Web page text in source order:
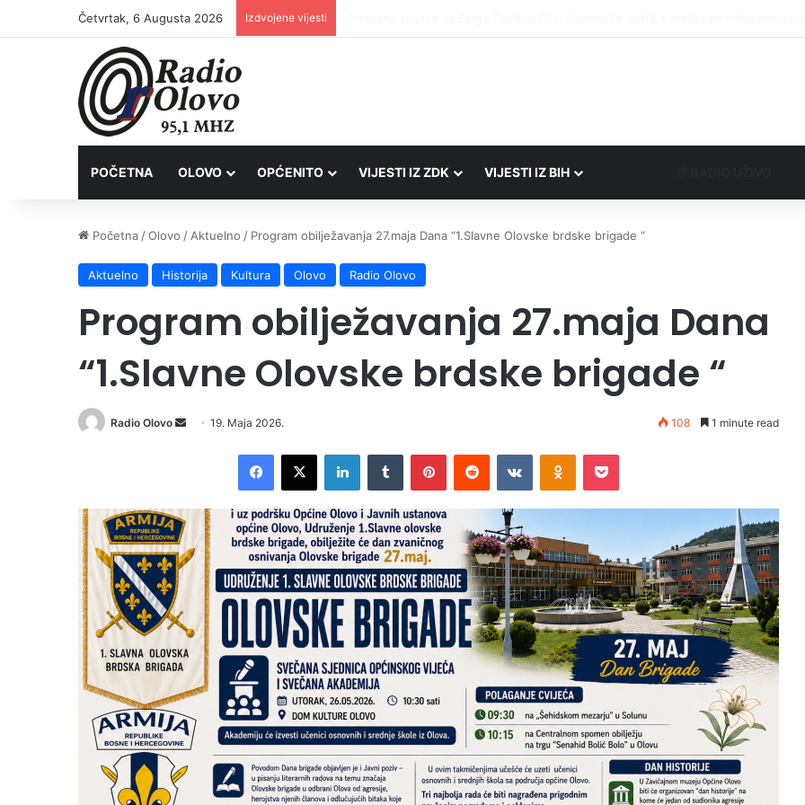
Četvrtak, 6 Augusta 2026 Izdvojene vijesti
POČETNA OLOVO OPĆENITO VIJESTI IZ ZDK VIJESTI IZ BIH
Početna /Olovo / Aktuelno / Program obilježavanja 27.maja Dana “1.Slavne Olovske brdske brigade “
Aktuelno Historija Kultura Olovo Radio Olovo
Program obilježavanja 27.maja Dana
“1.Slavne Olovske brdske brigade “
Radio Olovo
a
e
l
19. Maja 2026. 108 1 minute read